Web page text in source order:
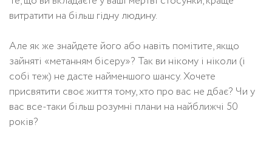
витратити на більш гідну людину.
Але як же знайдете його або навіть помітите, якщо
зайняті «метанням бісеру»? Так ви нікому і ніколи (і
собі теж) не дасте найменшого шансу. Хочете
присвятити своє життя тому, хто про вас не дбає? Чи у
вас все-таки більш розумні плани на найближчі 50
років?